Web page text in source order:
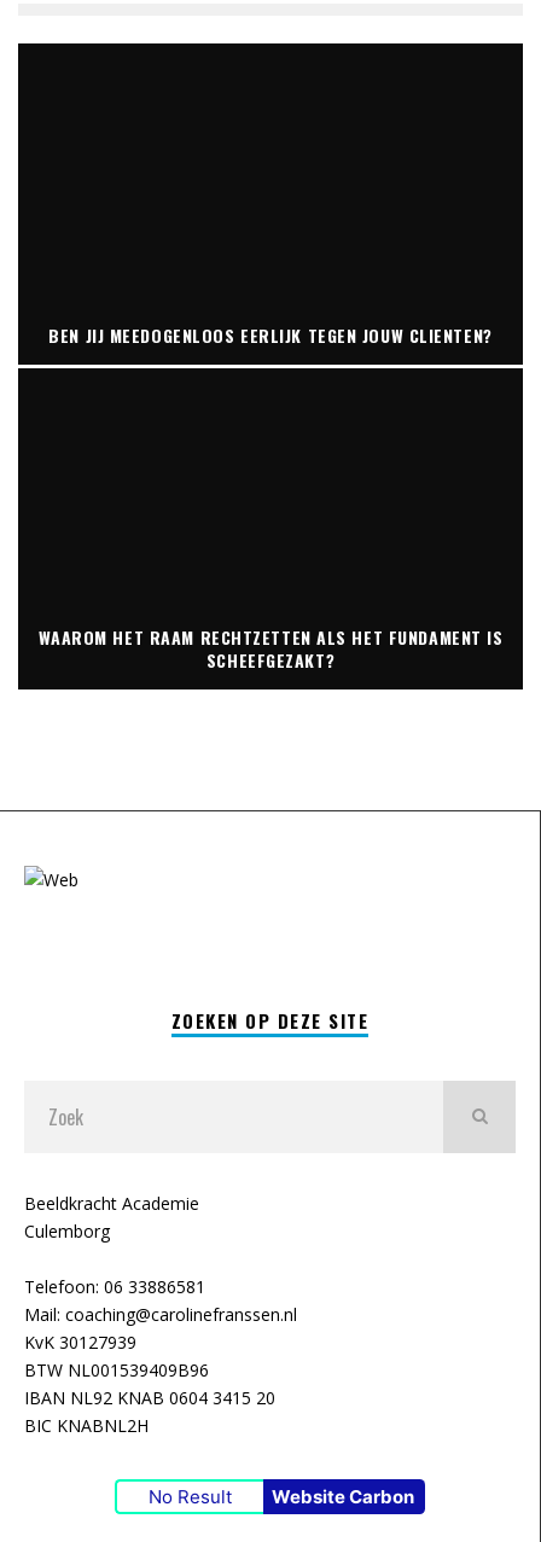
BEN JIJ MEEDOGENLOOS EERLIJK TEGEN JOUW CLIENTEN?
WAAROM HET RAAM RECHTZETTEN ALS HET FUNDAMENT IS
SCHEEFGEZAKT?
ZOEKEN OP DEZE SITE
Beeldkracht Academie
Culemborg
Telefoon: 06 33886581
Mail: coaching@carolinefranssen.nl
KvK 30127939
BTW NL001539409B96
IBAN NL92 KNAB 0604 3415 20
BIC KNABNL2H
No Result Website Carbon